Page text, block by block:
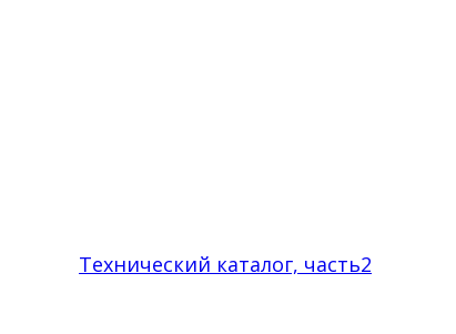
Технический каталог, часть2